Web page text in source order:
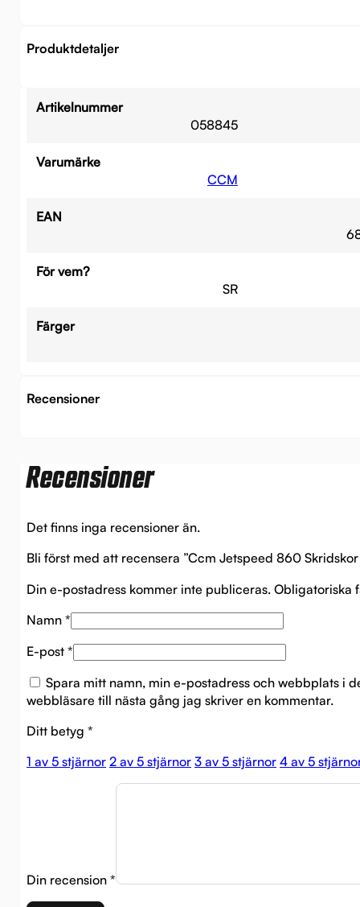
Produktdetaljer
Artikelnummer
058845
Varumärke
CCM
EAN
För vem?
SR
Färger
Recensioner
Recensioner
Det finns inga recensioner än.
Bli först med att recensera ”Ccm Jetspeed 860 Skridskor
Din e-postadress kommer inte publiceras. Obligatoriska
Namn *
E-post *
Spara mitt namn, min e-postadress och webbplats i
webbläsare till nästa gång jag skriver en kommentar.
Ditt betyg *
1 av 5 stjärnor 2 av 5 stjärnor 3 av 5 stjärnor 4 av 5
Din recension *